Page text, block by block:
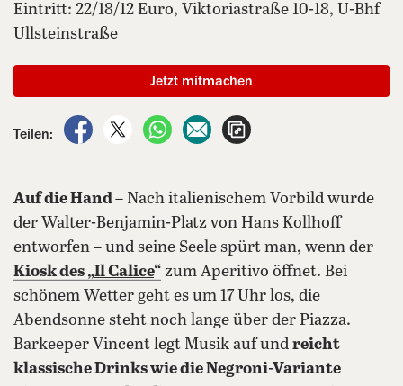
Eintritt: 22/18/12 Euro, Viktoriastraße 10-18, U-Bhf
Ullsteinstraße
Teilen:
auf Facebook teilen
auf X teilenper WhatsApp teilen
per E-Mail teilen
Jetzt mitmachen
Auf die Hand– Nach italienischem Vorbild wurde
der Walter-Benjamin-Platz von Hans Kollhoff
entworfen – und seine Seele spürt man, wenn der
Kiosk des „Il Calice“ zum Aperitivo öffnet. Bei
schönem Wetter geht es um 17 Uhr los, die
Abendsonne steht noch lange über der Piazza.
Barkeeper Vincent legt Musik auf und reicht
klassische Drinks wie die Negroni-Variante